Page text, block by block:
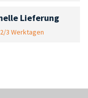
Lieferung
3 Werktagen